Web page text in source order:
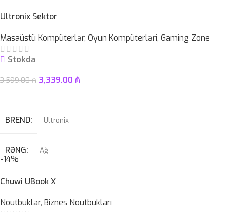
KABEL NÖVÜ
SWITCH Blue
Ultronix Sektor
Masaüstü Kompüterlər, Oyun Kompüterləri, Gaming Zone
Stokda
3,599.00₼ 3,339.00 ₼
BREND Ultronix
RƏNG Ağ
QRAFIK KART
PROSESSOR
-14%
Chuwi UBook X
Noutbuklar, Biznes Noutbukları